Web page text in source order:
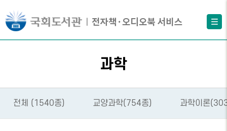
과학
전체 (1540종) 교양과학(754종) 과학이론